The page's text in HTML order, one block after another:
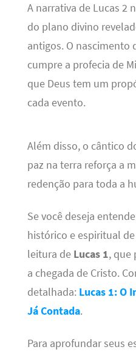
A narrativa de Lucas 2
do plano divino
antigos. O nascimento
cumpre a profecia de
que Deus tem um
cada evento.
Além disso, o cântico
paz na terra reforça a
redenção para toda a
Se você deseja
histórico e espiritual
leitura de Lucas 1, que
a chegada de Cristo.
detalhada: Lucas 1: O
Já Contada.
Para aprofundar seus